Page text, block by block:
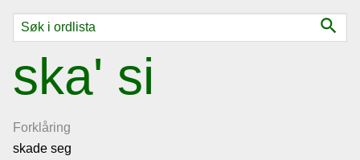
search
ska' si
Forklåring
skade seg
Ordliste
Om
vallemålet